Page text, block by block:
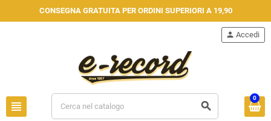
CONSEGNA GRATUITA PER ORDINI SUPERIORI A 19,90
view_headline search
person Accedi
0